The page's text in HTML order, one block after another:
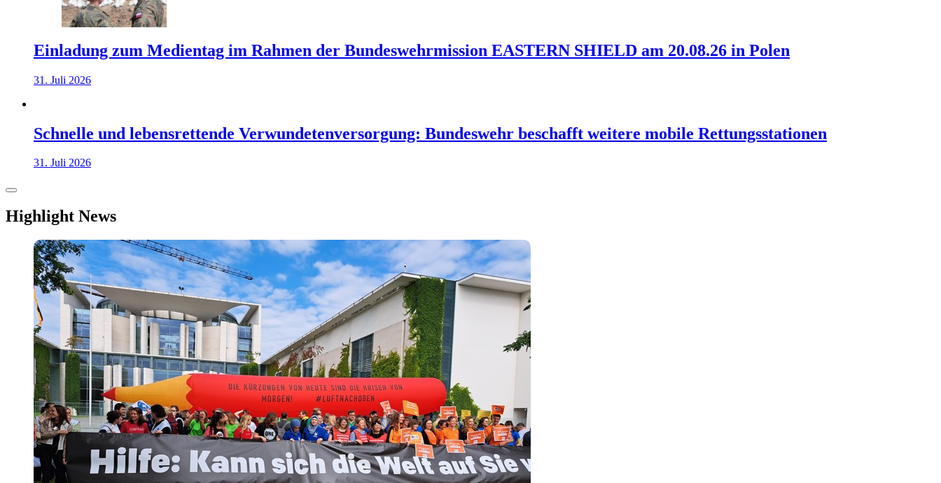
Einladung zum Medientag im Rahmen der Bundeswehrmission EASTERN SHIELD am 20.08.26 in Polen
31. Juli 2026
Schnelle und lebensrettende Verwundetenversorgung: Bundeswehr beschafft weitere mobile Rettungsstationen
31. Juli 2026
Highlight News